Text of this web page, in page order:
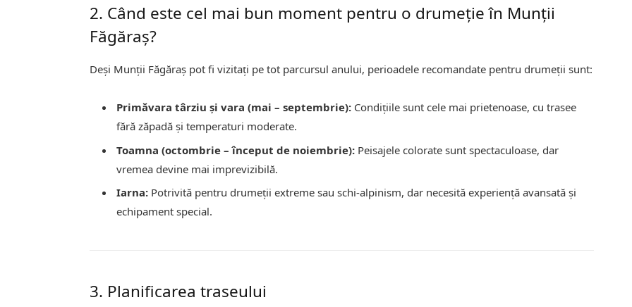
2. Când este cel mai bun moment pentru o drumeție în Munții
Făgăraș?
Deși Munții Făgăraș pot fi vizitați pe tot parcursul anului, perioadele recomandate pentru drumeții sunt:
Primăvara târziu și vara (mai – septembrie): Condițiile sunt cele mai prietenoase, cu trasee
fără zăpadă și temperaturi moderate.
Toamna (octombrie – început de noiembrie): Peisajele colorate sunt spectaculoase, dar
vremea devine mai imprevizibilă.
Iarna: Potrivită pentru drumeții extreme sau schi-alpinism, dar necesită experiență avansată și
echipament special.
3. Planificarea traseului